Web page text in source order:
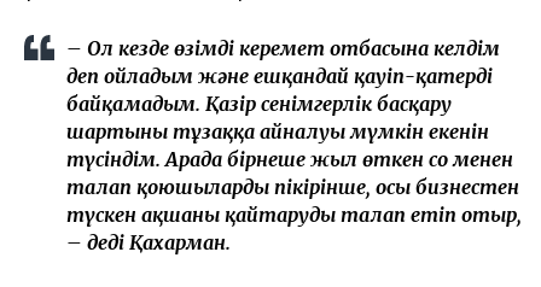
– Ол кезде өзімді керемет отбасына келдім
деп ойладым және ешқандай қауіп-қатерді
байқамадым. Қазір сенімгерлік басқару
шартының тұзаққа айналуы мүмкін екенін
түсіндім. Арада бірнеше жыл өткен соң менен
талап қоюшылардың пікірінше, осы бизнестен
түскен ақшаны қайтаруды талап етіп отыр,
– деді Қахарман.